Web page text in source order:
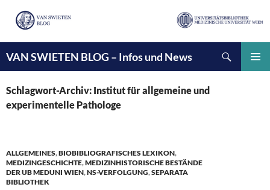
VAN SWIETEN BLOG – Infos und News
INHALT
SPRINGEN
Schlagwort-Archiv: Institut für allgemeine und
experimentelle Pathologe
ALLGEMEINES,BIOBIBLIOGRAFISCHES LEXIKON,
MEDIZINGESCHICHTE,MEDIZINHISTORISCHE BESTÄNDE
DER UB MEDUNI WIEN,NS-VERFOLGUNG,SEPARATA
BIBLIOTHEK